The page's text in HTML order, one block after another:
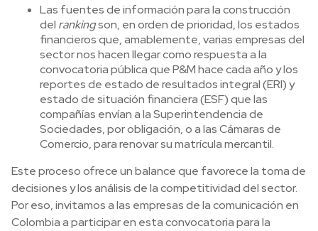
Las fuentes de información para la construcción
del rankingson, en orden de prioridad, los estados
financieros que, amablemente, varias empresas del
sector nos hacen llegar como respuesta a la
convocatoria pública que P&M hace cada año y los
reportes de estado de resultados integral (ERI) y
estado de situación financiera (ESF) que las
compañías envían a la Superintendencia de
Sociedades, por obligación, o a las Cámaras de
Comercio, para renovar su matrícula mercantil.
Este proceso ofrece un balance que favorece la toma de
decisiones y los análisis de la competitividad del sector.
Por eso, invitamos a las empresas de la comunicación en
Colombia a participar en esta convocatoria para la